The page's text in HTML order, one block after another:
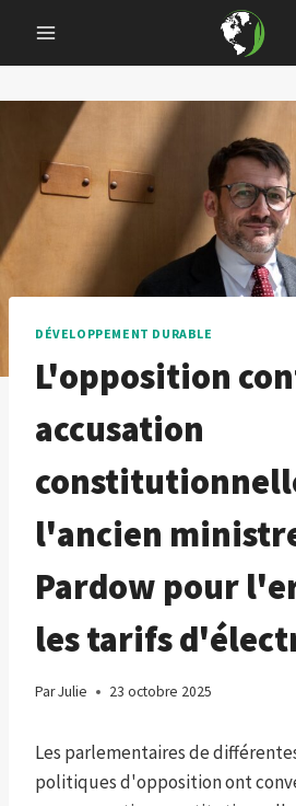
content
DÉVELOPPEMENT DURABLE
L'opposition
accusation
l'ancien
Pardow pour
les tarifs
ParJulie 23 octobre 2025
Les parlementaires de
politiques d'opposition ont